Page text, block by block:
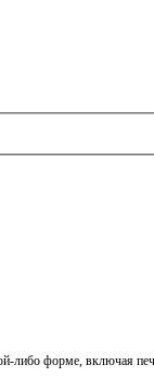
либо форме, включая